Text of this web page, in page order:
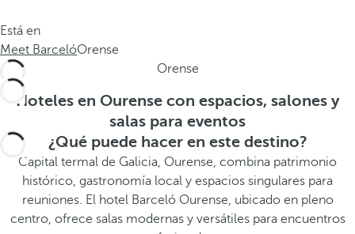
.
.
b
a
s
Está en
Meet BarcelóOrense
Orense
Hoteles en Ourense con espacios, salones y
salas para eventos
¿Qué puede hacer en este destino?
Capital termal de Galicia, Ourense, combina patrimonio
histórico, gastronomía local y espacios singulares para
reuniones. El hotel Barceló Ourense, ubicado en pleno
centro, ofrece salas modernas y versátiles para encuentros